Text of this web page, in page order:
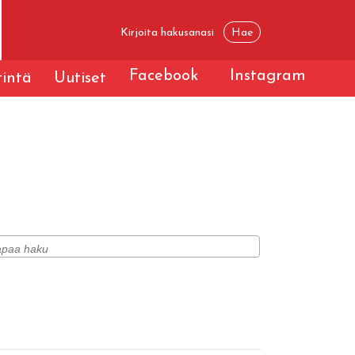
Uutiset Facebook Instagram